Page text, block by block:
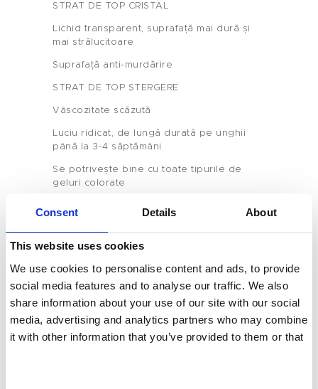
Consent Details About
This website uses cookies
We use cookies to personalise content and ads, to provide
social media features and to analyse our traffic. We also
share information about your use of our site with our social
media, advertising and analytics partners who may combine
it with other information that you’ve provided to them or that
Acasă
Produs
Etichetă Privată
Culoarea Unghiilor
Tenteu
Contact
Blog
RO
STRAT DE TOP CRISTAL
Lichid transparent, suprafață mai dură și
mai strălucitoare
Suprafață anti-murdărire
STRAT DE TOP ȘTERGERE
Vâscozitate scăzută
Luciu ridicat, de lungă durată pe unghii
până la 3-4 săptămâni
Se potrivește bine cu toate tipurile de
geluri colorate
unic, de înaltă calitate
Efect lucios și mat disponibil
Lichid transparent și versatil, puteți
diferite culori de fundal după bunul plac